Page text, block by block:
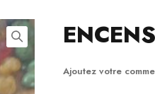
Ajoutez votre